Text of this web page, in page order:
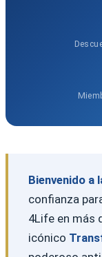
Bienvenido a
confianza
4Life en más
icónico